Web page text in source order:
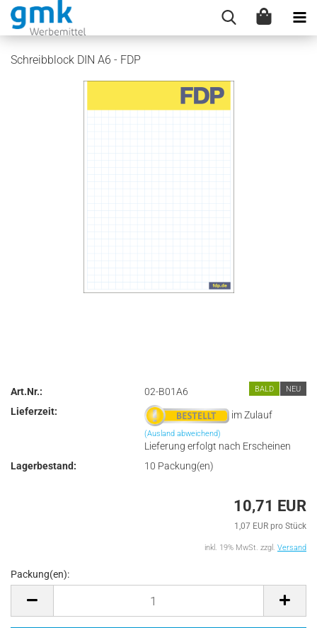
Schreibblock DIN A6 - FDP
BALD NEU
Art.Nr.:
02-B01A6
Lieferzeit:
im Zulauf
(Ausland abweichend)
Lieferung erfolgt nach Erscheinen
Lagerbestand:
10 Packung(en)
10,71 EUR
1,07 EUR pro Stück
inkl. 19% MwSt. zzgl. Versand
Packung(en):